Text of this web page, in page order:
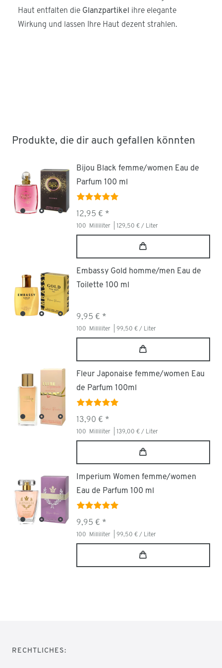
Haut entfalten die Glanzpartikel
ihre elegante
Wirkung und lassen Ihre Haut dezent strahlen.
Produkte, die dir auch gefallen könnten
Bijou Black femme/women Eau de
Parfum 100 ml
12,95 € *
100 Milliliter | 129,50 € / Liter
Embassy Gold homme/men Eau de
Toilette 100 ml
9,95 € *
100 Milliliter | 99,50 € / Liter
Fleur Japonaise femme/women Eau
de Parfum 100ml
13,90 € *
100 Milliliter | 139,00 € / Liter
Imperium Women femme/women
Eau de Parfum 100 ml
9,95 € *
100 Milliliter | 99,50 € / Liter
RECHTLICHES: